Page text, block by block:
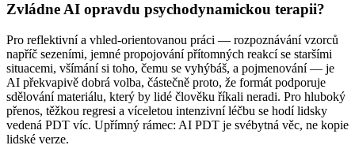
Zvládne AI opravdu psychodynamickou terapii?
Pro reflektivní a vhled-orientovanou práci — rozpoznávání vzorců
napříč sezeními, jemné propojování přítomných reakcí se staršími
situacemi, všímání si toho, čemu se vyhýbáš, a pojmenování — je
AI překvapivě dobrá volba, částečně proto, že formát podporuje
sdělování materiálu, který by lidé člověku říkali neradi. Pro hluboký
přenos, těžkou regresi a víceletou intenzivní léčbu se hodí lidsky
vedená PDT víc. Upřímný rámec: AI PDT je svébytná věc, ne kopie
lidské verze.